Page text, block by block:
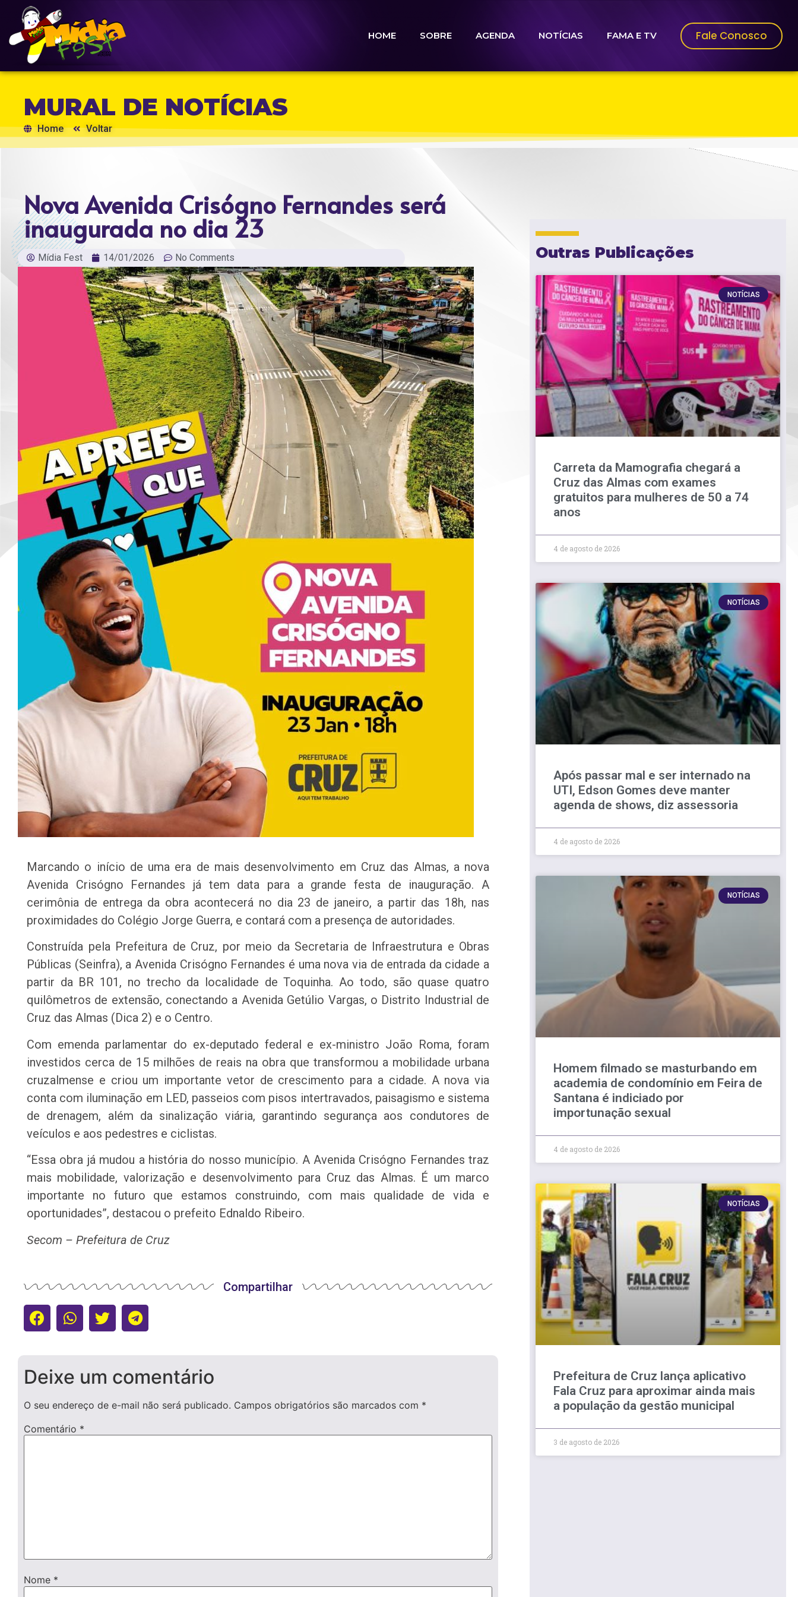
HOME SOBRE AGENDA NOTÍCIAS FAMA E TV Fale Conosco
MURAL DE NOTÍCIAS
Home Voltar
Nova Avenida Crisógno Fernandes será
inaugurada no dia 23
Mídia Fest 14/01/2026 No Comments
Marcando o início de uma era de mais desenvolvimento em Cruz das Almas, a nova
Avenida Crisógno Fernandes já tem data para a grande festa de inauguração. A
cerimônia de entrega da obra acontecerá no dia 23 de janeiro, a partir das 18h, nas
proximidades do Colégio Jorge Guerra, e contará com a presença de autoridades.
Construída pela Prefeitura de Cruz, por meio da Secretaria de Infraestrutura e Obras
Públicas (Seinfra), a Avenida Crisógno Fernandes é uma nova via de entrada da cidade a
partir da BR 101, no trecho da localidade de Toquinha. Ao todo, são quase quatro
quilômetros de extensão, conectando a Avenida Getúlio Vargas, o Distrito Industrial de
Cruz das Almas (Dica 2) e o Centro.
Com emenda parlamentar do ex-deputado federal e ex-ministro João Roma, foram
investidos cerca de 15 milhões de reais na obra que transformou a mobilidade urbana
cruzalmense e criou um importante vetor de crescimento para a cidade. A nova via
conta com iluminação em LED, passeios com pisos intertravados, paisagismo e sistema
de drenagem, além da sinalização viária, garantindo segurança aos condutores de
veículos e aos pedestres e ciclistas.
“Essa obra já mudou a história do nosso município. A Avenida Crisógno Fernandes traz
mais mobilidade, valorização e desenvolvimento para Cruz das Almas. É um marco
importante no futuro que estamos construindo, com mais qualidade de vida e
oportunidades”, destacou o prefeito Ednaldo Ribeiro.
Secom – Prefeitura de Cruz
Compartilhar
Deixe um comentário
O seu endereço de e-mail não será publicado. Campos obrigatórios são marcados com *
Comentário *
Nome *
Outras Publicações
NOTÍCIAS
Carreta da Mamografia chegará a
Cruz das Almas com exames
gratuitos para mulheres de 50 a 74
anos
4 de agosto de 2026
NOTÍCIAS
Após passar mal e ser internado na
UTI, Edson Gomes deve manter
agenda de shows, diz assessoria
4 de agosto de 2026
NOTÍCIAS
Homem filmado se masturbando em
academia de condomínio em Feira de
Santana é indiciado por
importunação sexual
4 de agosto de 2026
NOTÍCIAS
Prefeitura de Cruz lança aplicativo
Fala Cruz para aproximar ainda mais
a população da gestão municipal
3 de agosto de 2026